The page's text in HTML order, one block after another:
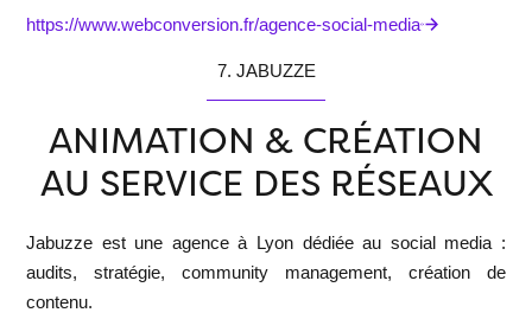
https://www.webconversion.fr/agence-social-media
7. JABUZZE
ANIMATION & CRÉATION
AU SERVICE DES RÉSEAUX
Jabuzze est une agence à Lyon dédiée au social media :
audits, stratégie, community management, création de
contenu.